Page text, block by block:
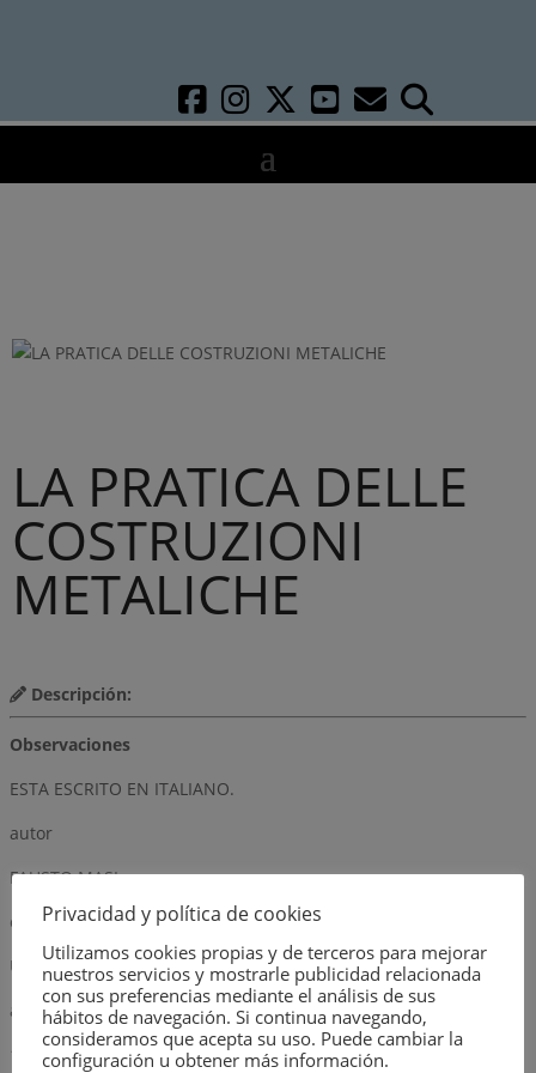
LA PRATICA DELLE
COSTRUZIONI
METALICHE
Descripción:
Observaciones
ESTA ESCRITO EN ITALIANO.
autor
FAUSTO MASI
editorial
ULRICO HOEPLI MILANO
año
1963
Privacidad y política de cookies
Utilizamos cookies propias y de terceros para mejorar
nuestros servicios y mostrarle publicidad relacionada
con sus preferencias mediante el análisis de sus
hábitos de navegación. Si continua navegando,
consideramos que acepta su uso. Puede cambiar la
configuración u obtener más información.